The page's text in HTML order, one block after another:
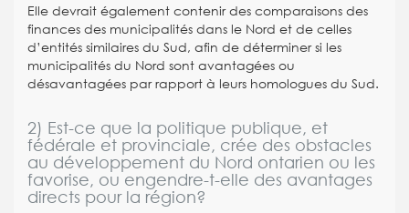
Elle devrait également contenir des comparaisons des
finances des municipalités dans le Nord et de celles
d’entités similaires du Sud, afin de déterminer si les
municipalités du Nord sont avantagées ou
désavantagées par rapport à leurs homologues du Sud.
2) Est-ce que la politique publique, et
fédérale et provinciale, crée des obstacles
au développement du Nord ontarien ou les
favorise, ou engendre-t-elle des avantages
directs pour la région?